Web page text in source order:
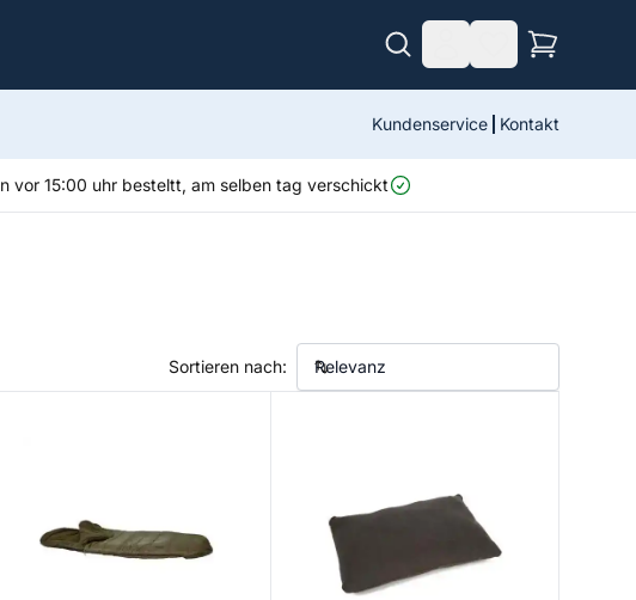
Kundenservice Kontakt
vor 15:00 uhr besteltt, am selben tag verschickt
Sortieren nach: